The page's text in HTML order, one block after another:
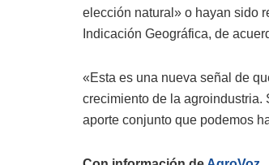
elección natural» o hayan sido
Indicación Geográfica, de
«Esta es una nueva señal de
crecimiento de la agroindustria.
aporte conjunto que podemos